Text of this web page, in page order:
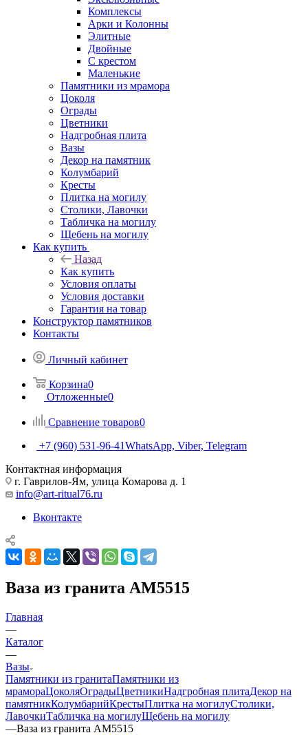
Комплексы
Арки и Колонны
Элитные
Двойные
С крестом
Маленькие
Памятники из мрамора
Цоколя
Ограды
Цветники
Надгробная плита
Вазы
Декор на памятник
Колумбарий
Кресты
Плитка на могилу
Столики, Лавочки
Табличка на могилу
Щебень на могилу
Как купить
Назад
Как купить
Условия оплаты
Условия доставки
Гарантия на товар
Конструктор памятников
Контакты
Личный кабинет
Корзина0
Отложенные0
Сравнение товаров0
+7 (960) 531-96-41WhatsApp, Viber, Telegram
Контактная информация
г. Гаврилов-Ям, улица Комарова д. 1
info@art-ritual76.ru
Вконтакте
Ваза из гранита AM5515
Главная
—
Каталог
—
Вазы
Памятники из гранитаПамятники из
мрамораЦоколяОградыЦветникиНадгробная плитаДекор на
памятникКолумбарийКрестыПлитка на могилуСтолики,
ЛавочкиТабличка на могилуЩебень на могилу
—Ваза из гранита AM5515